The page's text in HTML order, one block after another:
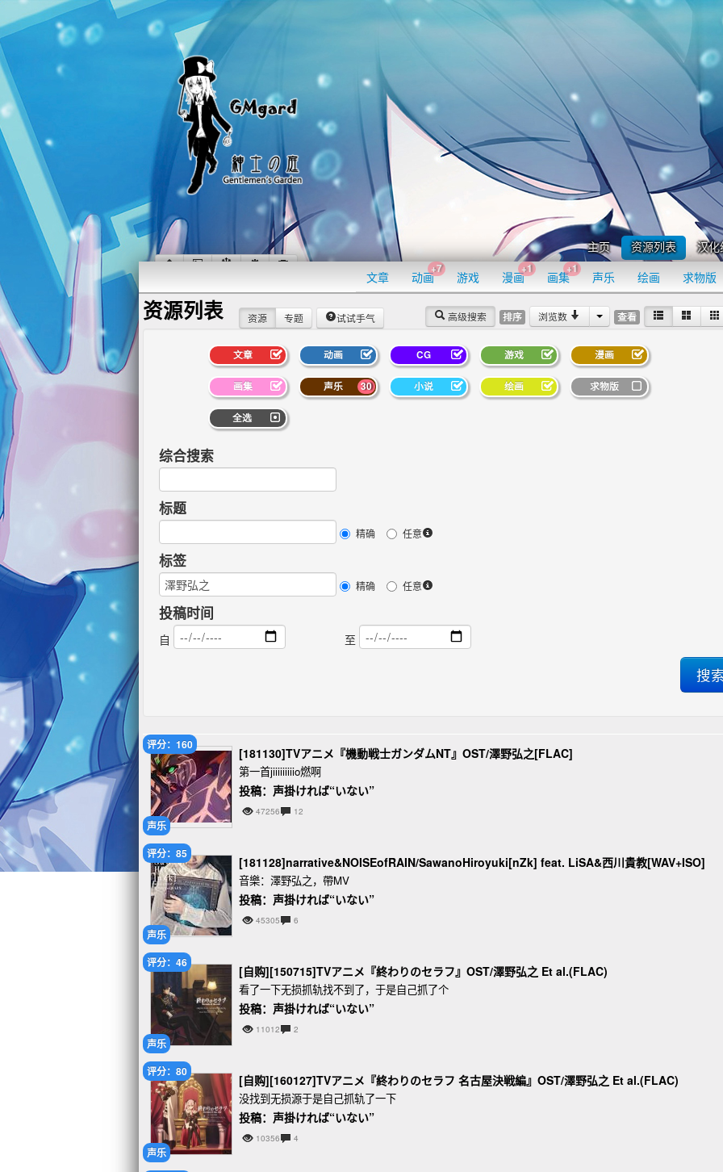
主页 资源列表 汉化
文章 动画
+7
游戏 漫画
+1
画集
+1
声乐 绘画 求物版
资源列表 高级搜索 排序 浏览数 查看
资源 专题 试试手气
文章 动画 CG 游戏 漫画
画集 30
声乐 小说 绘画 求物版
全选
综合搜索
标题
精确 任意
标签
精确 任意
投稿时间
自 至
声乐
评分：160
[181130]TVアニメ『機動戦士ガンダムNT』OST/澤野弘之[FLAC]
第一首jiiiiiiiiio燃啊
投稿：声掛ければ“いない”
47256 12
声乐
评分：85
[181128]narrative&NOISEofRAIN/SawanoHiroyuki[nZk] feat. LiSA&西川貴教[WAV+ISO]
音樂：澤野弘之，帶MV
投稿：声掛ければ“いない”
45305 6
声乐
评分：46
[自购][150715]TVアニメ『終わりのセラフ』OST/澤野弘之 Et al.(FLAC)
看了一下无损抓轨找不到了，于是自己抓了个
投稿：声掛ければ“いない”
11012 2
声乐
评分：80
[自购][160127]TVアニメ『終わりのセラフ 名古屋決戦編』OST/澤野弘之 Et al.(FLAC)
没找到无损源于是自己抓轨了一下
投稿：声掛ければ“いない”
10356 4